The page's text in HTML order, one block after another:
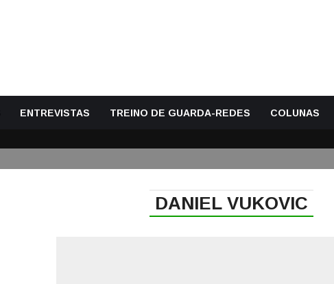
ENTREVISTAS TREINO DE GUARDA-REDES COLUNAS
DANIEL VUKOVIC